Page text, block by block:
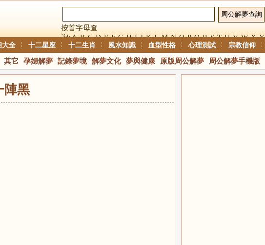
按首字母查
詢:A B C D E F G H I J K L M N O P Q R S T U V W X Y
大全 十二星座 十二生肖 風水知識 血型性格 心理測試 宗教信仰
其它 孕婦解夢 記錄夢境 解夢文化 夢與健康 原版周公解夢 周公解夢手機版
陣黑